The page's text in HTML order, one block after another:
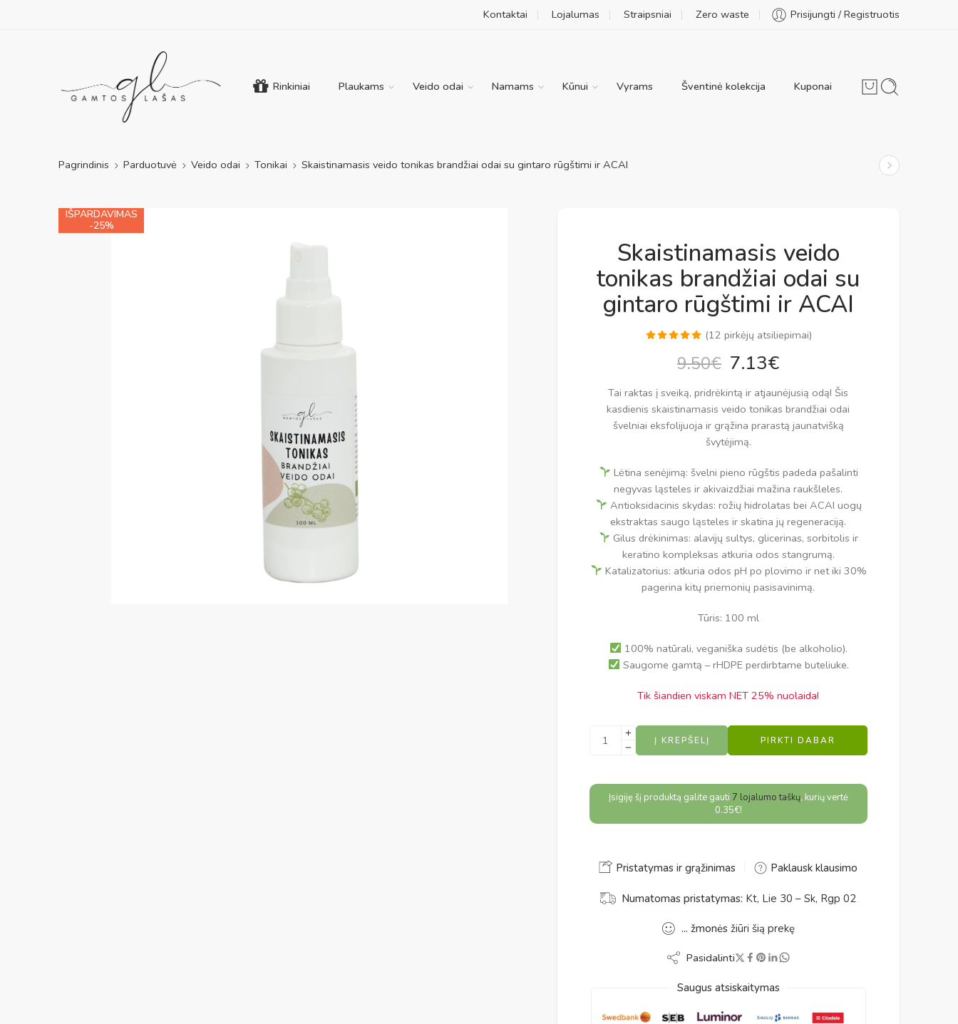
Kontaktai Lojalumas Straipsniai Zero waste Prisijungti / Registruotis
Rinkiniai Plaukams Veido odai Namams Kūnui Vyrams Šventinė kolekcija Kuponai
Pagrindinis Parduotuvė Veido odai Tonikai Skaistinamasis veido tonikas brandžiai odai su gintaro rūgštimi ir ACAI
IŠPARDAVIMAS
-25%
Skaistinamasis veido
tonikas brandžiai odai su
gintaro rūgštimi ir ACAI
iš 5
įvertinimų:
(12 pirkėjų atsiliepimai)
9.50€ 7.13€
Tai raktas į sveiką, pridrėkintą ir atjaunėjusią odą! Šis
kasdienis skaistinamasis veido tonikas brandžiai odai
švelniai eksfolijuoja ir grąžina prarastą jaunatvišką
švytėjimą.
Lėtina senėjimą: švelni pieno rūgštis padeda pašalinti
negyvas ląsteles ir akivaizdžiai mažina raukšleles.
Antioksidacinis skydas: rožių hidrolatas bei ACAI uogų
ekstraktas saugo ląsteles ir skatina jų regeneraciją.
Gilus drėkinimas: alavijų sultys, glicerinas, sorbitolis ir
keratino kompleksas atkuria odos stangrumą.
Katalizatorius: atkuria odos pH po plovimo ir net iki 30%
pagerina kitų priemonių pasisavinimą.
Tūris: 100 ml
100% natūrali, veganiška sudėtis (be alkoholio).
Saugome gamtą – rHDPE perdirbtame buteliuke.
Tik šiandien viskam NET 25% nuolaida!
Į KREPŠELĮ PIRKTI DABAR
Alternative:
Įsigiję šį produktą galite gauti 7 lojalumo taškų, kurių vertė
0.35€!
Pristatymas ir grąžinimas Paklausk klausimo
Numatomas pristatymas: Kt, Lie 30 – Sk, Rgp 02
... žmonės žiūri šią prekę
Pasidalinti
Saugus atsiskaitymas